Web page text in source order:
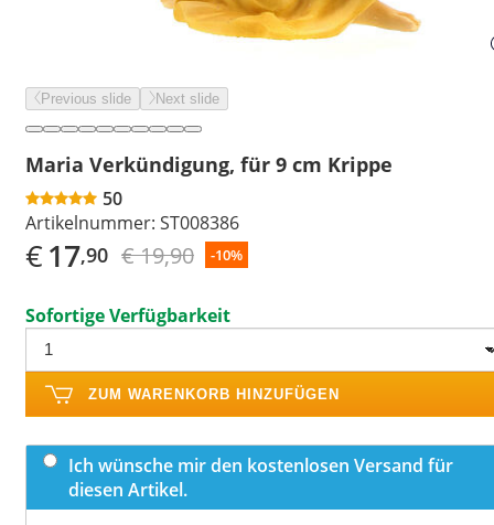
Previous slide Next slide
Maria Verkündigung, für 9 cm Krippe
50
Artikelnummer: ST008386
€17,90 € 19,90 -10%
Sofortige Verfügbarkeit
ZUM WARENKORB HINZUFÜGEN
Ich wünsche mir den kostenlosen Versand für
diesen Artikel.